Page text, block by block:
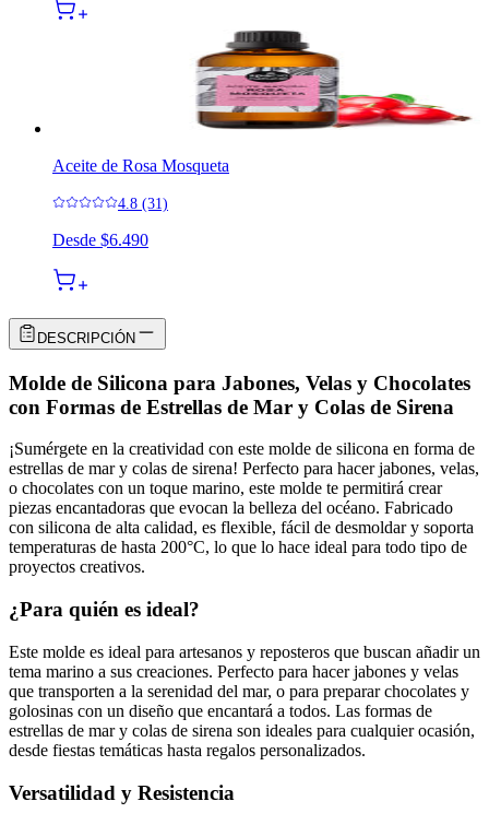
Aceite de Rosa Mosqueta
4.8 (31)
Desde $6.490
DESCRIPCIÓN
Molde de Silicona para Jabones, Velas y Chocolates
con Formas de Estrellas de Mar y Colas de Sirena
¡Sumérgete en la creatividad con este molde de silicona en forma de
estrellas de mar y colas de sirena! Perfecto para hacer jabones, velas,
o chocolates con un toque marino, este molde te permitirá crear
piezas encantadoras que evocan la belleza del océano. Fabricado
con silicona de alta calidad, es flexible, fácil de desmoldar y soporta
temperaturas de hasta 200°C, lo que lo hace ideal para todo tipo de
proyectos creativos.
¿Para quién es ideal?
Este molde es ideal para artesanos y reposteros que buscan añadir un
tema marino a sus creaciones. Perfecto para hacer jabones y velas
que transporten a la serenidad del mar, o para preparar chocolates y
golosinas con un diseño que encantará a todos. Las formas de
estrellas de mar y colas de sirena son ideales para cualquier ocasión,
desde fiestas temáticas hasta regalos personalizados.
Versatilidad y Resistencia